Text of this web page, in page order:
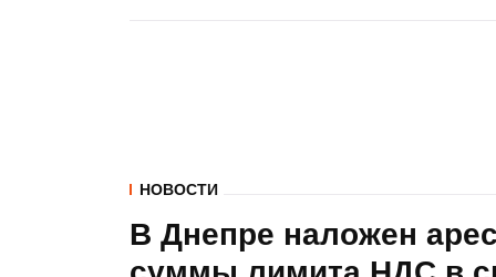
НОВОСТИ
В Днепре наложен